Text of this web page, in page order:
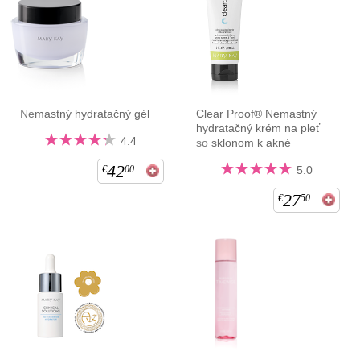
Nemastný hydratačný gél
4.4
€4200
Clear Proof® Nemastný
hydratačný krém na pleť
so sklonom k akné
5.0
€2750